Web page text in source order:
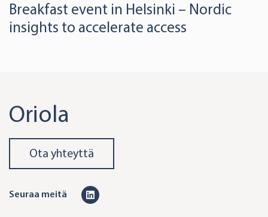
Breakfast event in Helsinki – Nordic
insights to accelerate access
Oriola
Ota yhteyttä
Seuraa meitä